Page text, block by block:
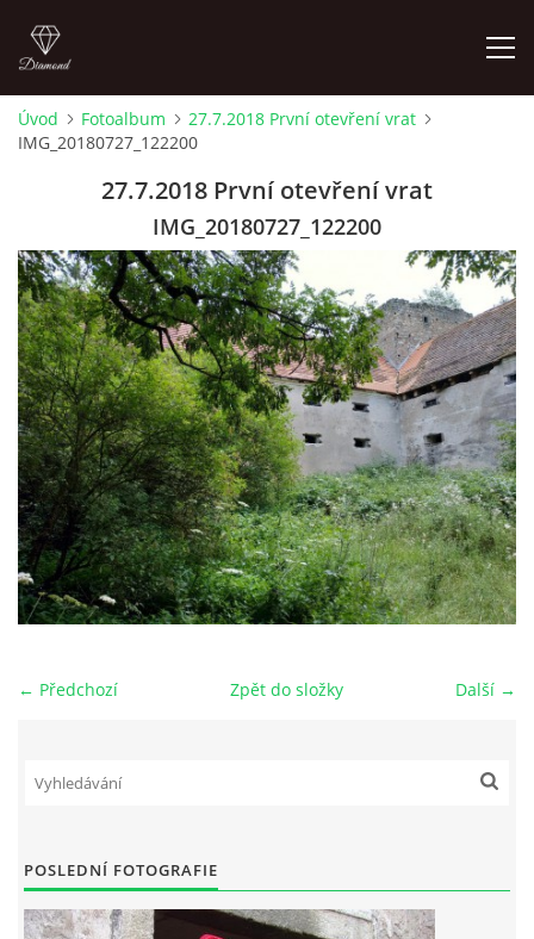
LETNÍ KINO NA HRADĚ 2022
KONTAKT
FOTOALBUM
© 2026 eStránky.cz |RSS
Úvod Fotoalbum
27.7.2018 První otevření vrat
IMG_20180727_122200
27.7.2018 První otevření vrat
IMG_20180727_122200
← Předchozí Další →
Zpět do složky
POSLEDNÍ FOTOGRAFIE